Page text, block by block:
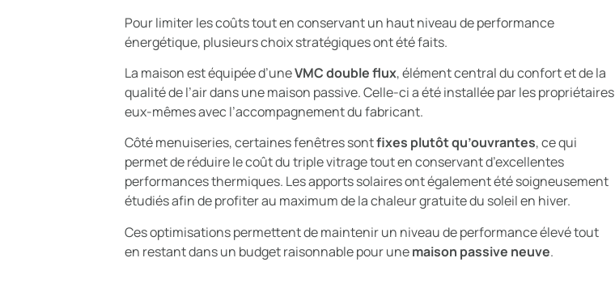
Pour limiter les coûts tout en conservant un haut niveau de performance
énergétique, plusieurs choix stratégiques ont été faits.
La maison est équipée d’uneVMC double flux, élément central du confort et de la
qualité de l’air dans une maison passive. Celle-ci a été installée par les propriétaires
eux-mêmes avec l’accompagnement du fabricant.
Côté menuiseries, certaines fenêtres sontfixes plutôt qu’ouvrantes, ce qui
permet de réduire le coût du triple vitrage tout en conservant d’excellentes
performances thermiques. Les apports solaires ont également été soigneusement
étudiés afin de profiter au maximum de la chaleur gratuite du soleil en hiver.
Ces optimisations permettent de maintenir un niveau de performance élevé tout
en restant dans un budget raisonnable pour unemaison passive neuve.